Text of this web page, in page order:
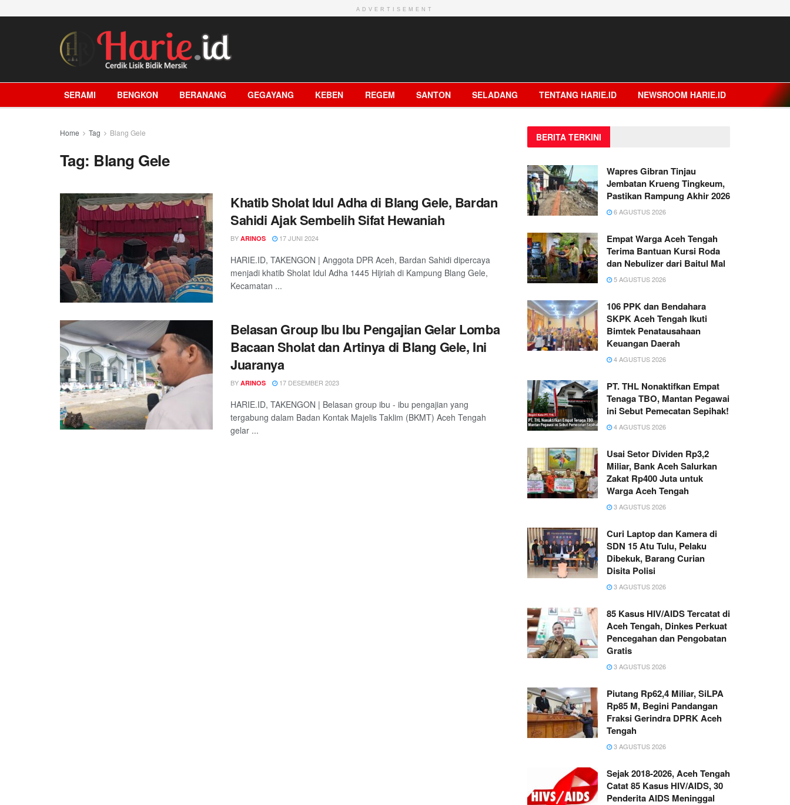
ADVERTISEMENT
SERAMI BENGKON BERANANG GEGAYANG KEBEN REGEM SANTON SELADANG TENTANG HARIE.ID NEWSROOM HARIE.ID
Home Tag Blang Gele
Tag: Blang Gele
Khatib Sholat Idul Adha di Blang Gele, Bardan
Sahidi Ajak Sembelih Sifat Hewaniah
BY ARINOS 17 JUNI 2024
HARIE.ID, TAKENGON | Anggota DPR Aceh, Bardan Sahidi dipercaya
menjadi khatib Sholat Idul Adha 1445 Hijriah di Kampung Blang Gele,
Kecamatan ...
Belasan Group Ibu Ibu Pengajian Gelar Lomba
Bacaan Sholat dan Artinya di Blang Gele, Ini
Juaranya
BY ARINOS 17 DESEMBER 2023
HARIE.ID, TAKENGON | Belasan group ibu - ibu pengajian yang
tergabung dalam Badan Kontak Majelis Taklim (BKMT) Aceh Tengah
gelar ...
BERITA TERKINI
Wapres Gibran Tinjau
Jembatan Krueng Tingkeum,
Pastikan Rampung Akhir 2026
6 AGUSTUS 2026
Empat Warga Aceh Tengah
Terima Bantuan Kursi Roda
dan Nebulizer dari Baitul Mal
5 AGUSTUS 2026
106 PPK dan Bendahara
SKPK Aceh Tengah Ikuti
Bimtek Penatausahaan
Keuangan Daerah
4 AGUSTUS 2026
PT. THL Nonaktifkan Empat
Tenaga TBO, Mantan Pegawai
ini Sebut Pemecatan Sepihak!
4 AGUSTUS 2026
Usai Setor Dividen Rp3,2
Miliar, Bank Aceh Salurkan
Zakat Rp400 Juta untuk
Warga Aceh Tengah
3 AGUSTUS 2026
Curi Laptop dan Kamera di
SDN 15 Atu Tulu, Pelaku
Dibekuk, Barang Curian
Disita Polisi
3 AGUSTUS 2026
85 Kasus HIV/AIDS Tercatat di
Aceh Tengah, Dinkes Perkuat
Pencegahan dan Pengobatan
Gratis
3 AGUSTUS 2026
Piutang Rp62,4 Miliar, SiLPA
Rp85 M, Begini Pandangan
Fraksi Gerindra DPRK Aceh
Tengah
3 AGUSTUS 2026
Sejak 2018-2026, Aceh Tengah
Catat 85 Kasus HIV/AIDS, 30
Penderita AIDS Meninggal